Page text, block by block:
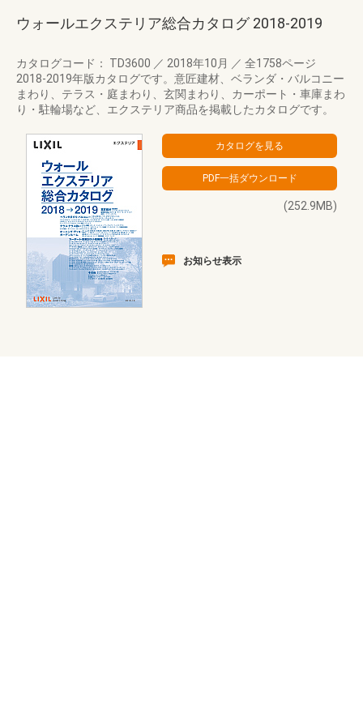
ウォールエクステリア総合カタログ 2018‐2019
カタログコード： TD3600 ／ 2018年10月 ／ 全1758ページ
2018-2019年版カタログです。意匠建材、ベランダ・バルコニー
まわり、テラス・庭まわり、玄関まわり、カーポート・車庫まわ
り・駐輪場など、エクステリア商品を掲載したカタログです。
(252.9MB)
お知らせ表示